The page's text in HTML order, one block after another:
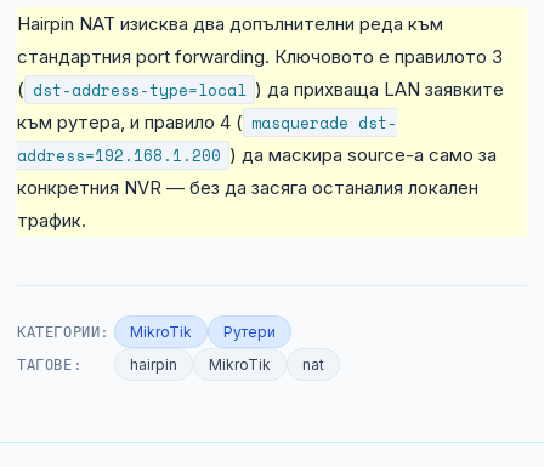
Hairpin NAT изисква два допълнителни реда към
стандартния port forwarding. Ключовото е правилото 3
( dst-address-type=local ) да прихваща LAN заявките
към рутера, и правило 4 ( masquerade dst-
address=192.168.1.200 ) да маскира source-а само за
конкретния NVR — без да засяга останалия локален
трафик.
КАТЕГОРИИ: MikroTik Рутери
ТАГОВЕ: hairpin MikroTik nat